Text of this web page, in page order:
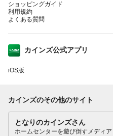
ショッピングガイド
利用規約
よくある質問
カインズ公式アプリ
iOS版
カインズのその他のサイト
となりのカインズさん
ホームセンターを遊び倒すメディア